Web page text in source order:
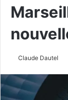
Claude Dautel